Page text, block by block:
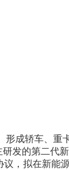
成轿车、重
发的第二代
，拟在新能